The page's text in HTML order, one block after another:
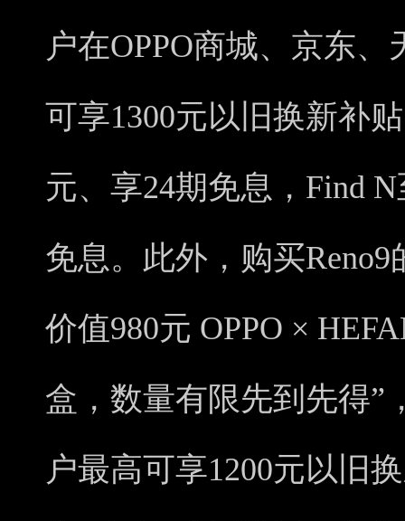
户在OPPO商城、京东
可享1300元以旧换新补
元、享24期免息，Find
免息。此外，购买
价值980元 OPPO ×
盒，数量有限先到先得”
户最高可享1200元以旧